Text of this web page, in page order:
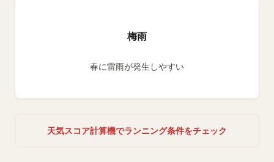
梅雨
春に雷雨が発生しやすい
天気スコア計算機でランニング条件をチェック